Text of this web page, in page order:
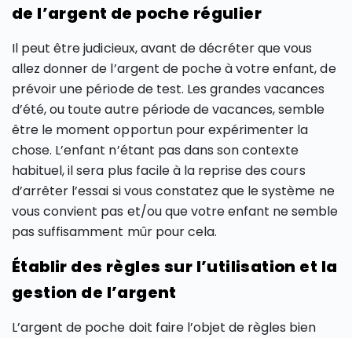
de l’argent de poche régulier
Il peut être judicieux, avant de décréter que vous
allez donner de l’argent de poche à votre enfant, de
prévoir une période de test. Les grandes vacances
d’été, ou toute autre période de vacances, semble
être le moment opportun pour expérimenter la
chose. L’enfant n’étant pas dans son contexte
habituel, il sera plus facile à la reprise des cours
d’arrêter l’essai si vous constatez que le système ne
vous convient pas et/ou que votre enfant ne semble
pas suffisamment mûr pour cela.
Établir des règles sur l’utilisation et la
gestion de l’argent
L’argent de poche doit faire l’objet de règles bien